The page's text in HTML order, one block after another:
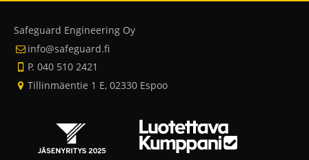
Safeguard Engineering Oy
info@safeguard.fi
P. 040 510 2421
Tillinmäentie 1 E, 02330 Espoo